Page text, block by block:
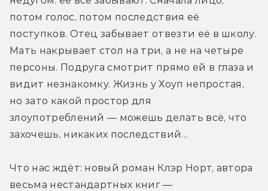
потом голос, потом последствия её
поступков. Отец забывает отвезти её в школу.
Мать накрывает стол на три, а не на четыре
персоны. Подруга смотрит прямо ей в глаза и
видит незнакомку. Жизнь у Хоуп непростая,
но зато какой простор для
злоупотреблений — можешь делать всё, что
захочешь, никаких последствий…
Что нас ждёт: новый роман Клэр Норт, автора
весьма нестандартных книг —